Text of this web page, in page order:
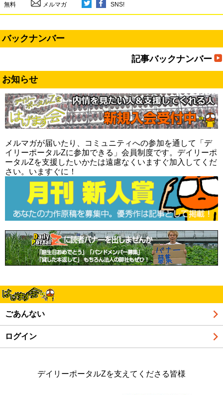
無料 メルマガ SNS!
バックナンバー
記事バックナンバー
お知らせ
メルマガが届いたり、コミュニティへの参加を通して「デ
イリーポータルZに参加できる」会員制度です。デイリーポ
ータルZを支援したいかたは遠慮なくいますぐ加入してくだ
さい。いますぐに！
ごあんない
ログイン
デイリーポータルZを支えてくださる皆様